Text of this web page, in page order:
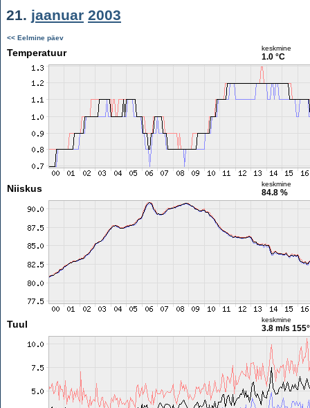
21. jaanuar 2003
<< Eelmine päev
Temperatuur keskmine
1.0 °C
Niiskus keskmine
84.8 %
Tuul keskmine
3.8 m/s 155°